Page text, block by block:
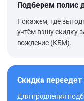
Подберем полис
Покажем, где
учтём вашу скидку
вождение (КБМ).
Скидка переедет
Для продления